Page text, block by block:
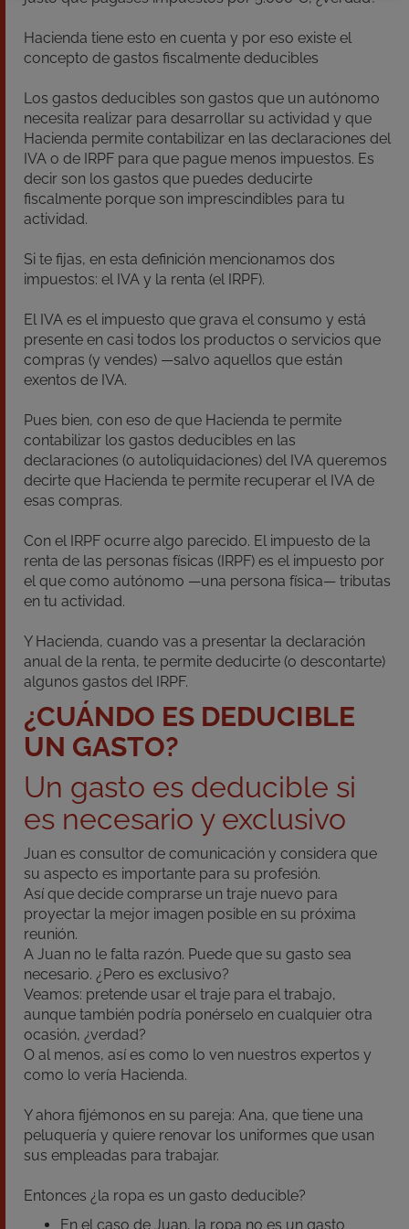
Hacienda tiene esto en cuenta y por eso existe el
concepto de gastos fiscalmente deducibles
Los gastos deducibles son gastos que un autónomo
necesita realizar para desarrollar su actividad y que
Hacienda permite contabilizar en las declaraciones del
IVA o de IRPF para que pague menos impuestos. Es
decir son los gastos que puedes deducirte
fiscalmente porque son imprescindibles para tu
actividad.
Si te fijas, en esta definición mencionamos dos
impuestos: el IVA y la renta (el IRPF).
El IVA es el impuesto que grava el consumo y está
presente en casi todos los productos o servicios que
compras (y vendes) —salvo aquellos que están
exentos de IVA.
Pues bien, con eso de que Hacienda te permite
contabilizar los gastos deducibles en las
declaraciones (o autoliquidaciones) del IVA queremos
decirte que Hacienda te permite recuperar el IVA de
esas compras.
Con el IRPF ocurre algo parecido. El impuesto de la
renta de las personas físicas (IRPF) es el impuesto por
el que como autónomo —una persona física— tributas
en tu actividad.
Y Hacienda, cuando vas a presentar la declaración
anual de la renta, te permite deducirte (o descontarte)
algunos gastos del IRPF.
¿CUÁNDO ES DEDUCIBLE
UN GASTO?
Un gasto es deducible si
es necesario y exclusivo
Juan es consultor de comunicación y considera que
su aspecto es importante para su profesión.
Así que decide comprarse un traje nuevo para
proyectar la mejor imagen posible en su próxima
reunión.
A Juan no le falta razón. Puede que su gasto sea
necesario. ¿Pero es exclusivo?
Veamos: pretende usar el traje para el trabajo,
aunque también podría ponérselo en cualquier otra
ocasión, ¿verdad?
O al menos, así es como lo ven nuestros expertos y
como lo vería Hacienda.
Y ahora fijémonos en su pareja: Ana, que tiene una
peluquería y quiere renovar los uniformes que usan
sus empleadas para trabajar.
Entonces ¿la ropa es un gasto deducible?
En el caso de Juan, la ropa no es un gasto